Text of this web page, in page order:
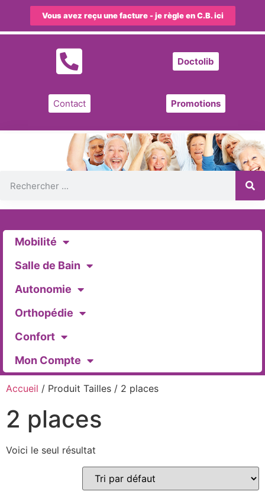
Vous avez reçu une facture - je règle en C.B. ici
Doctolib
Contact Promotions
Mobilité
Salle de Bain
Autonomie
Orthopédie
Confort
Mon Compte
Accueil / Produit Tailles / 2 places
2 places
Voici le seul résultat